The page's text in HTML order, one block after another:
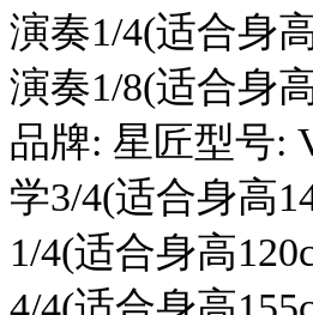
演奏1/4(适合身
演奏1/8(适合身
品牌: 星匠型号:
学3/4(适合身高
1/4(适合身高